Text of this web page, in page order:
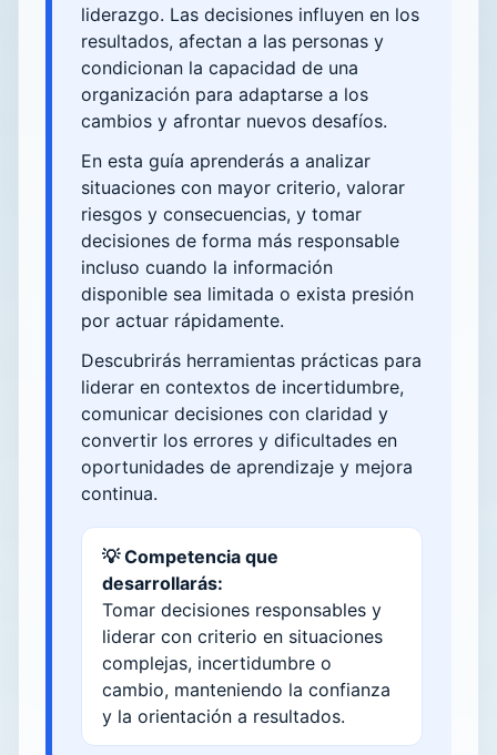
liderazgo. Las decisiones influyen en los
resultados, afectan a las personas y
condicionan la capacidad de una
organización para adaptarse a los
cambios y afrontar nuevos desafíos.
En esta guía aprenderás a analizar
situaciones con mayor criterio, valorar
riesgos y consecuencias, y tomar
decisiones de forma más responsable
incluso cuando la información
disponible sea limitada o exista presión
por actuar rápidamente.
Descubrirás herramientas prácticas para
liderar en contextos de incertidumbre,
comunicar decisiones con claridad y
convertir los errores y dificultades en
oportunidades de aprendizaje y mejora
continua.
💡 Competencia que
desarrollarás:
Tomar decisiones responsables y
liderar con criterio en situaciones
complejas, incertidumbre o
cambio, manteniendo la confianza
y la orientación a resultados.